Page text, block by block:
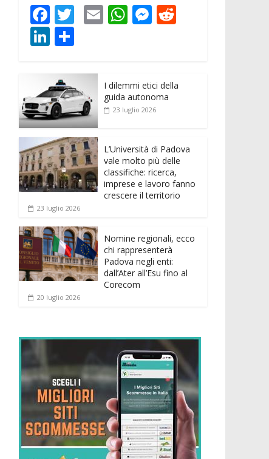
F
ac
e
b
o
o
k
T
er
E W
A
p
M
n
g
t
Li
k
e
dI
n
n
di
vi
di
I dilemmi etici della
guida autonoma
23 luglio 2026
L’Università di Padova
vale molto più delle
classifiche: ricerca,
imprese e lavoro fanno
crescere il territorio
23 luglio 2026
Nomine regionali, ecco
chi rappresenterà
Padova negli enti:
dall’Ater all’Esu fino al
Corecom
20 luglio 2026